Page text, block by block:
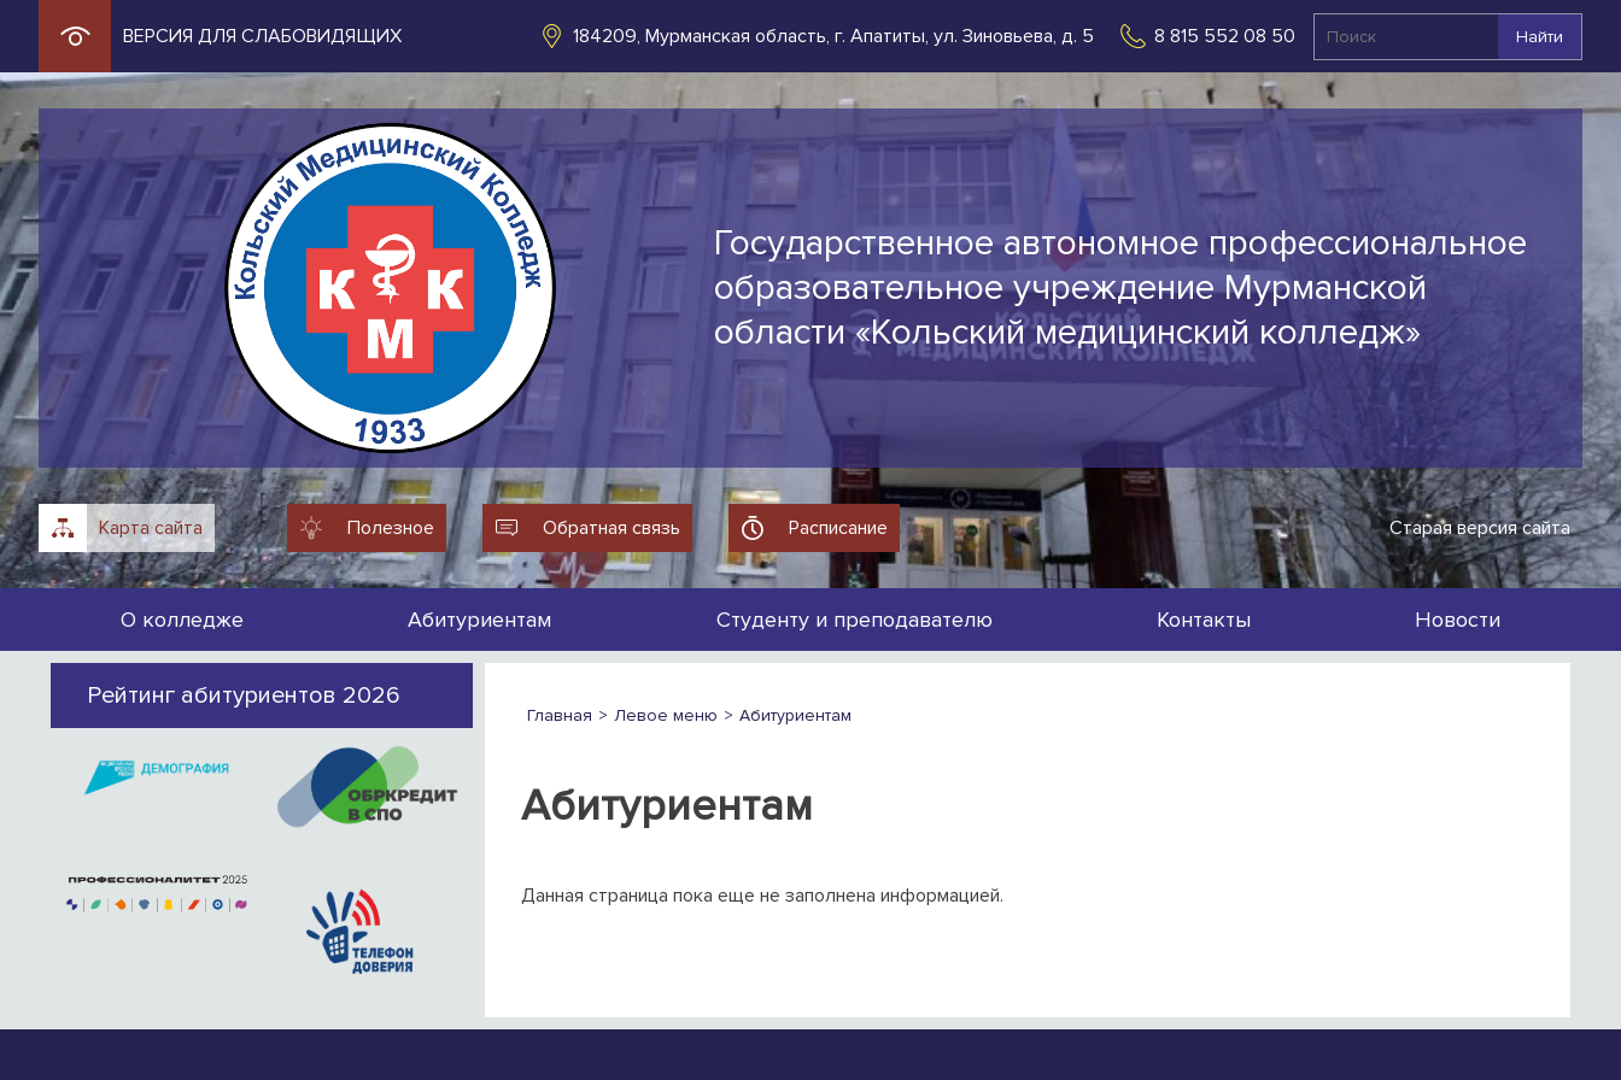
ВЕРСИЯ ДЛЯ СЛАБОВИДЯЩИХ 184209, Мурманская область, г. Апатиты, ул. Зиновьева, д. 5 8 815 552 08 50 Найти
Государственное автономное профессиональное
образовательное учреждение Мурманской
области «Кольский медицинский колледж»
Карта сайта Полезное Обратная связь Расписание Старая версия сайта
О колледже Абитуриентам Студенту и преподавателю Контакты Новости
Рейтинг абитуриентов 2026
Главная Левое меню Абитуриентам
Абитуриентам
Данная страница пока еще не заполнена информацией.